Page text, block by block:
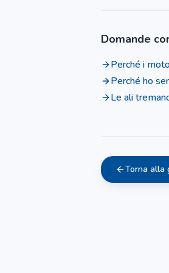
Domande
Perché i
Perché ho
Le ali
Torna alla